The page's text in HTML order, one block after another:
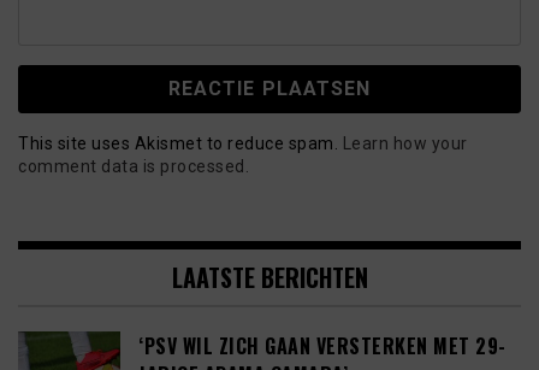
This site uses Akismet to reduce spam. Learn how your
comment data is processed.
LAATSTE BERICHTEN
‘PSV WIL ZICH GAAN VERSTERKEN MET 29-